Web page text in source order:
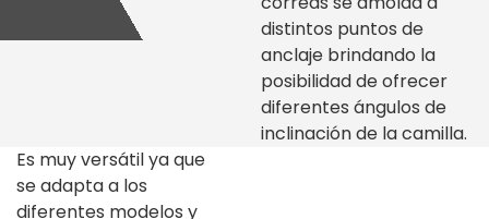
distintos puntos de
anclaje brindando la
posibilidad de ofrecer
diferentes ángulos de
inclinación de la camilla.
Es muy versátil ya que
se adapta a los
diferentes modelos y